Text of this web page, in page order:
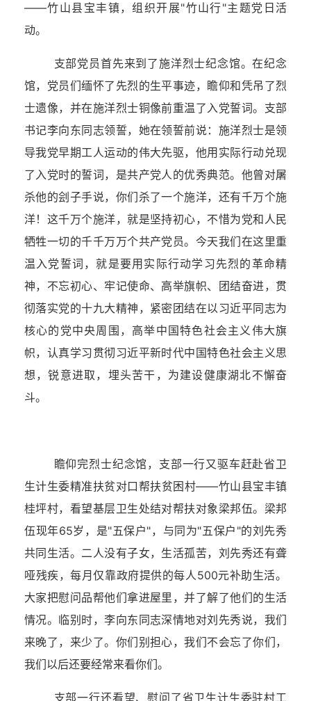
——竹山县宝丰镇，组织开展"竹山行"主题党日活
动。
支部党员首先来到了施洋烈士纪念馆。在纪念
馆，党员们缅怀了先烈的生平事迹，瞻仰和凭吊了烈
士遗像，并在施洋烈士铜像前重温了入党誓词。支部
书记李向东同志领誓，她在领誓前说：施洋烈士是领
导我党早期工人运动的伟大先驱，他用实际行动兑现
了入党时的誓词，是共产党人的优秀典范。他曾对屠
杀他的刽子手说，你们杀了一个施洋，还有千万个施
洋！这千万个施洋，就是坚持初心，不惜为党和人民
牺牲一切的千千万万个共产党员。今天我们在这里重
温入党誓词，就是要用实际行动学习先烈的革命精
神，不忘初心、牢记使命、高举旗帜、团结奋进，贯
彻落实党的十九大精神，紧密团结在以习近平同志为
核心的党中央周围，高举中国特色社会主义伟大旗
帜，认真学习贯彻习近平新时代中国特色社会主义思
想，锐意进取，埋头苦干，为建设健康湖北不懈奋
斗。
瞻仰完烈士纪念馆，支部一行又驱车赶赴省卫
生计生委精准扶贫对口帮扶贫困村——竹山县宝丰镇
桂坪村，看望基层卫生处结对帮扶对象梁邦伍。梁邦
伍现年65岁，是"五保户"，与同为"五保户"的刘先秀
共同生活。二人没有子女，生活孤苦，刘先秀还有聋
哑残疾，每月仅靠政府提供的每人500元补助生活。
大家把慰问品帮他们拿进屋里，并了解了他们的生活
情况。临别时，李向东同志深情地对刘先秀说，我们
来晚了，来少了。你们别担心，我们不会忘了你们，
我们以后还要经常来看你们。
支部一行还看望、慰问了省卫生计生委驻村工